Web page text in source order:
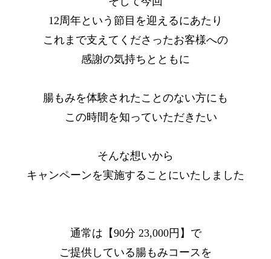
12周年という節目を迎えるにあたり
これまで支えてくださったお客様への
感謝の気持ちとともに
腸もみを体験されたことのない方にも
この時間を知っていただきたい
そんな想いから
キャンペーンを実施することにいたしました
通常は【90分 23,000円】で
ご提供している腸もみコースを